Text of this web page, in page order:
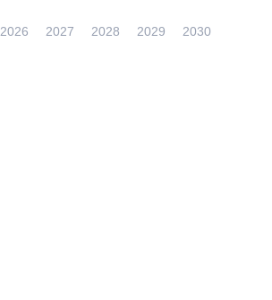
2026 2027 2028 2029 2030